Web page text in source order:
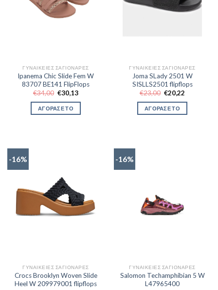
ΓΥΝΑΙΚΕΊΕΣ ΣΑΓΙΟΝΆΡΕΣ
Ipanema Chic Slide Fem W
83707 BE141 FlipFlops
€34,00 Original
price
was:
€34,00.
€30,13Η
τιμή
ΑΓΟΡΑΣΕ ΤΟ
ΓΥΝΑΙΚΕΊΕΣ ΣΑΓΙΟΝΆΡΕΣ
Joma SLady 2501 W
SISLLS2501 flipflops
€23,00 Original
price
was:
€23,00.
€20,22
τιμή
ΑΓΟΡΑΣΕ ΤΟ
-16%
ΓΥΝΑΙΚΕΊΕΣ ΣΑΓΙΟΝΆΡΕΣ
Crocs Brooklyn Woven Slide
Heel W 209979001 flipflops
-16%
ΓΥΝΑΙΚΕΊΕΣ ΣΑΓΙΟΝΆΡΕΣ
Salomon Techamphibian 5 W
L47965400